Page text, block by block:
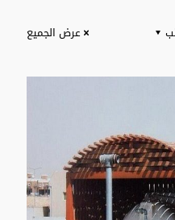
عرض الجميع